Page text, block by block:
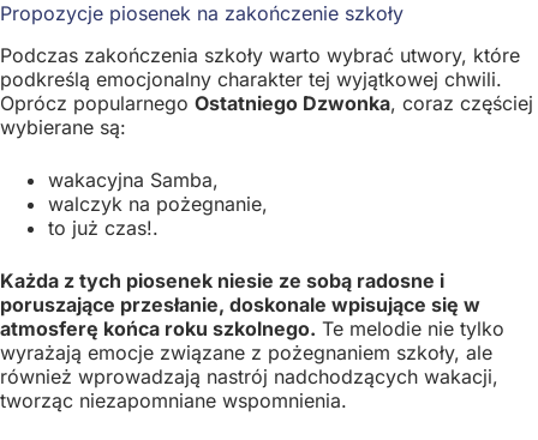
Propozycje piosenek na zakończenie szkoły
Podczas zakończenia szkoły warto wybrać utwory, które
podkreślą emocjonalny charakter tej wyjątkowej chwili.
Oprócz popularnego Ostatniego Dzwonka, coraz częściej
wybierane są:
wakacyjna Samba,
walczyk na pożegnanie,
to już czas!.
Każda z tych piosenek niesie ze sobą radosne i
poruszające przesłanie, doskonale wpisujące się w
atmosferę końca roku szkolnego. Te melodie nie tylko
wyrażają emocje związane z pożegnaniem szkoły, ale
również wprowadzają nastrój nadchodzących wakacji,
tworząc niezapomniane wspomnienia.